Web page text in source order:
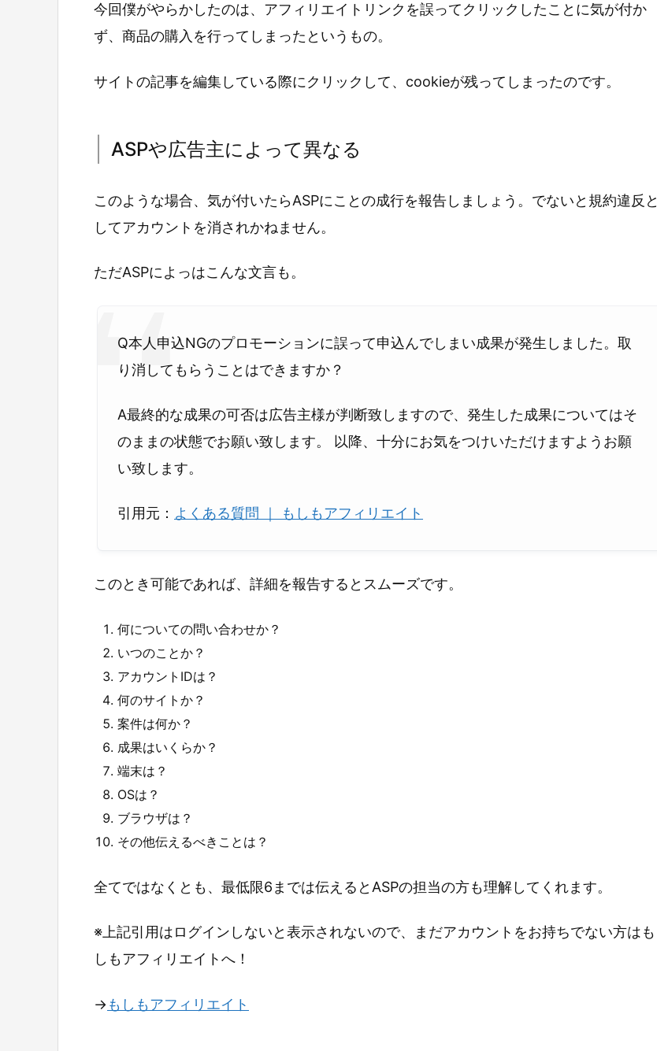
今回僕がやらかしたのは、アフィリエイトリンクを誤ってクリックしたことに気が付か
ず、商品の購入を行ってしまったというもの。
サイトの記事を編集している際にクリックして、cookieが残ってしまったのです。
ASPや広告主によって異なる
このような場合、気が付いたらASPにことの成行を報告しましょう。でないと規約違反と
してアカウントを消されかねません。
ただASPによっはこんな文言も。
Q本人申込NGのプロモーションに誤って申込んでしまい成果が発生しました。取
り消してもらうことはできますか？
A最終的な成果の可否は広告主様が判断致しますので、発生した成果についてはそ
のままの状態でお願い致します。 以降、十分にお気をつけいただけますようお願
い致します。
引用元： よくある質問 ｜ もしもアフィリエイト
このとき可能であれば、詳細を報告するとスムーズです。
何についての問い合わせか？
いつのことか？
アカウントIDは？
何のサイトか？
案件は何か？
成果はいくらか？
端末は？
OSは？
ブラウザは？
その他伝えるべきことは？
全てではなくとも、最低限6までは伝えるとASPの担当の方も理解してくれます。
※上記引用はログインしないと表示されないので、まだアカウントをお持ちでない方はも
しもアフィリエイトへ！
→もしもアフィリエイト